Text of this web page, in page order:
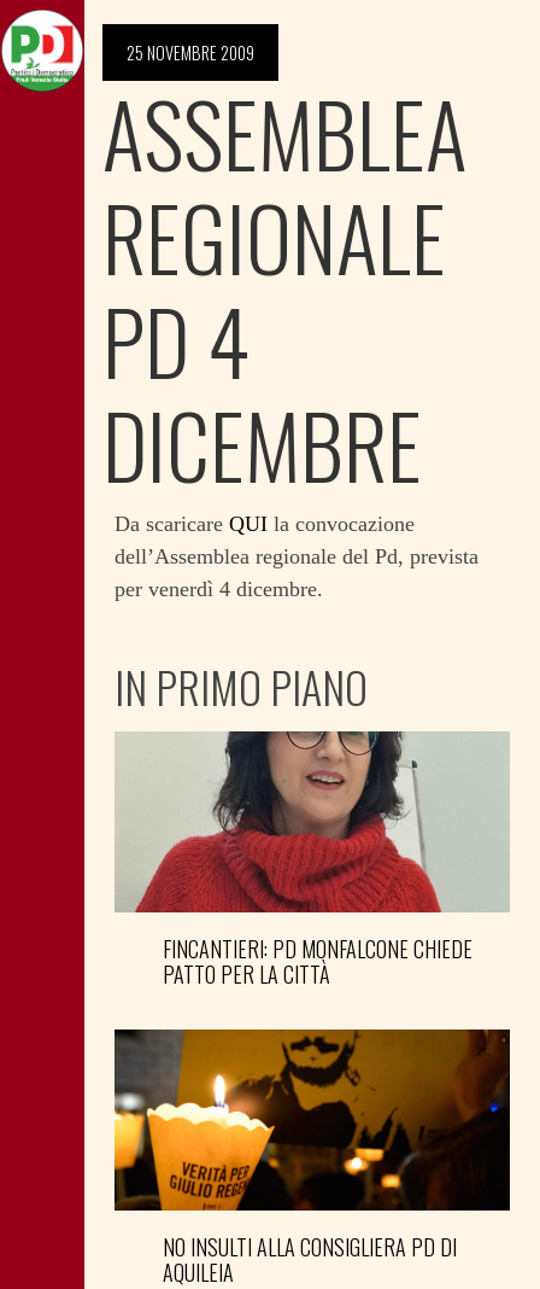
25 NOVEMBRE 2009
ASSEMBLEA
REGIONALE
PD 4
DICEMBRE
Da scaricare QUI la convocazione
dell’Assemblea regionale del Pd, prevista
per venerdì 4 dicembre.
IN PRIMO PIANO
FINCANTIERI: PD MONFALCONE CHIEDE
PATTO PER LA CITTÀ
NO INSULTI ALLA CONSIGLIERA PD DI
AQUILEIA